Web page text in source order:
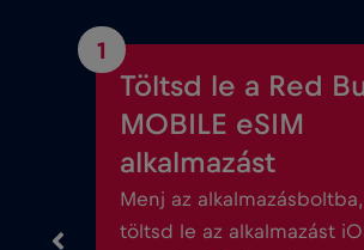
1
Töltsd le a Red
MOBILE eSIM
alkalmazást
Menj az
töltsd le az alkalmazást